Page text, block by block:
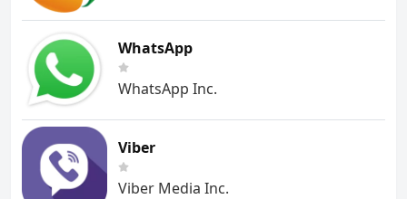
WhatsApp
WhatsApp Inc.
Viber
Viber Media Inc.